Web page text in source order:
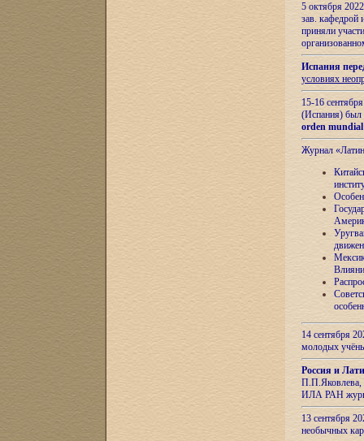
5 октября
зав.
приняли
Испания
условиях
15-16
(Испания) был
orden
Журнал
14 сентября
молодых
Россия и
П.П.Яковлева,
ИЛА РАН
13 сентября
необычных